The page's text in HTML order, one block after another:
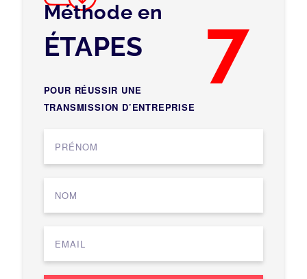
Méthode en 7
ÉTAPES
POUR RÉUSSIR UNE
TRANSMISSION D’ENTREPRISE